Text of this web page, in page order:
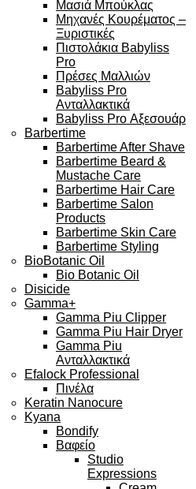
Μασιά Μπούκλας
Μηχανές Κουρέματος –
Ξυριστικές
Πιστολάκια Babyliss
Pro
Πρέσες Μαλλιών
Babyliss Pro
Ανταλλακτικά
Babyliss Pro Αξεσουάρ
Barbertime
Barbertime After Shave
Barbertime Beard &
Mustache Care
Barbertime Hair Care
Barbertime Salon
Products
Barbertime Skin Care
Barbertime Styling
BioBotanic Oil
Bio Botanic Oil
Disicide
Gamma+
Gamma Piu Clipper
Gamma Piu Hair Dryer
Gamma Piu
Ανταλλακτικά
Efalock Professional
Πινέλα
Keratin Nanocure
Kyana
Bondify
Βαφείο
Studio
Expressions